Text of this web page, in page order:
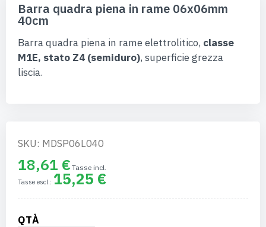
all'inizio
della
galleria
immagini
Barra quadra piena in rame 06x06mm
40cm
Barra quadra piena in rame elettrolitico, classe
M1E, stato Z4 (semiduro), superficie grezza
liscia.
SKU: MDSP06L040
18,61 €
15,25 €
QTÀ